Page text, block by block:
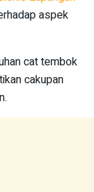
aspek
cat tembok
cakupan